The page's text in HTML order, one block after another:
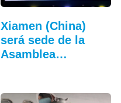
Xiamen (China)
será sede de la
Asamblea